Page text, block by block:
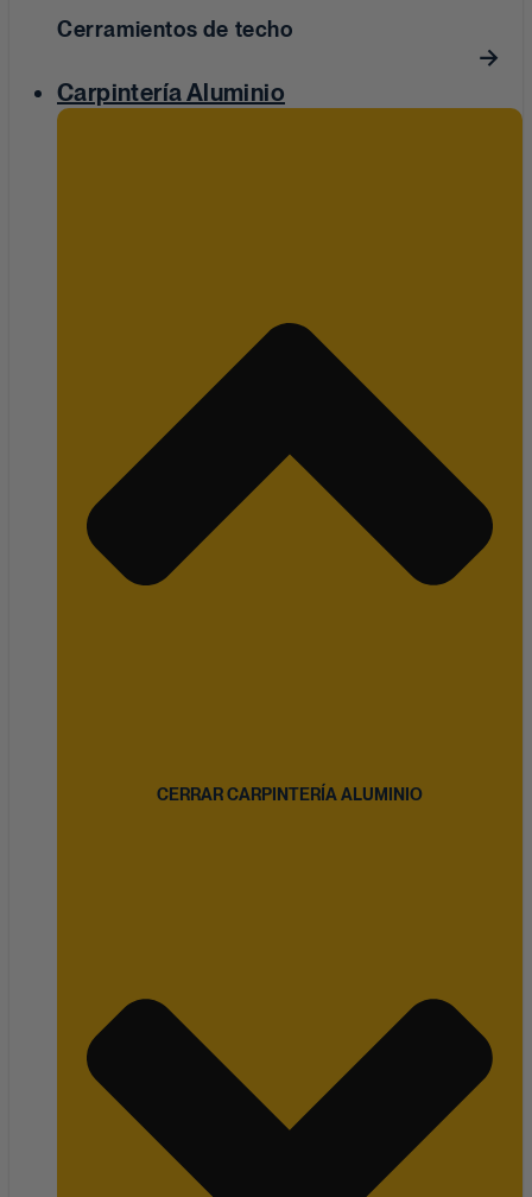
Cerramientos de techo
Carpintería Aluminio
CERRAR CARPINTERÍA ALUMINIO